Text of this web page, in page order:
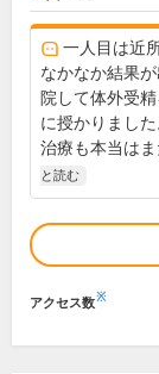
一人目は近
なかなか結果
院して体外受
に授かりまし
治療も本当はま
と読む
アクセス数※